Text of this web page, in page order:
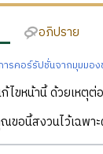
อภิปราย
คอร์รัปชั่นจากมุมมอง
ไขหน้านี้ ด้วยเหตุต่
ขอนี้สงวนไว้เฉพาะ